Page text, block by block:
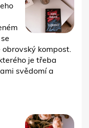
kompost.
je třeba
svědomí a